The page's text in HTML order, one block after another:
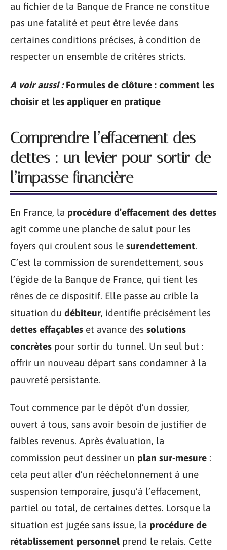
au fichier de la Banque de France ne constitue
pas une fatalité et peut être levée dans
certaines conditions précises, à condition de
respecter un ensemble de critères stricts.
A voir aussi : Formules de clôture : comment les
choisir et les appliquer en pratique
Comprendre l’effacement des
dettes : un levier pour sortir de
l’impasse financière
En France, la procédure d’effacement des dettes
agit comme une planche de salut pour les
foyers qui croulent sous le surendettement.
C’est la commission de surendettement, sous
l’égide de la Banque de France, qui tient les
rênes de ce dispositif. Elle passe au crible la
situation du débiteur, identifie précisément les
dettes effaçables et avance des solutions
concrètes pour sortir du tunnel. Un seul but :
offrir un nouveau départ sans condamner à la
pauvreté persistante.
Tout commence par le dépôt d’un dossier,
ouvert à tous, sans avoir besoin de justifier de
faibles revenus. Après évaluation, la
commission peut dessiner un plan sur-mesure :
cela peut aller d’un rééchelonnement à une
suspension temporaire, jusqu’à l’effacement,
partiel ou total, de certaines dettes. Lorsque la
situation est jugée sans issue, la procédure de
rétablissement personnel prend le relais. Cette